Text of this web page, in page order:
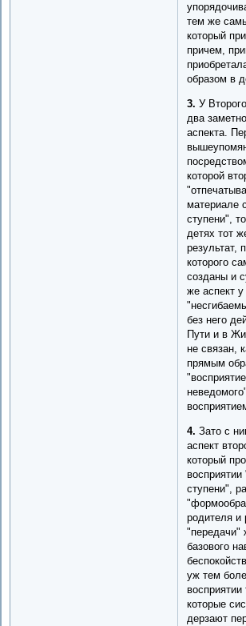
тем же
который
причем,
образом в
3.У
два
аспекта.
которой
материале
ступени",
детях тот
результат,
которого
созданы и
же аспект
без него
Пути и в
не связан,
прямым
4. Зато с
аспект
который
ступени",
родителя и
"передачи"
базового
уж тем
восприятии
которые
дерзают